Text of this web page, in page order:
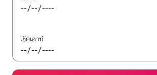
เช็คเอาท์